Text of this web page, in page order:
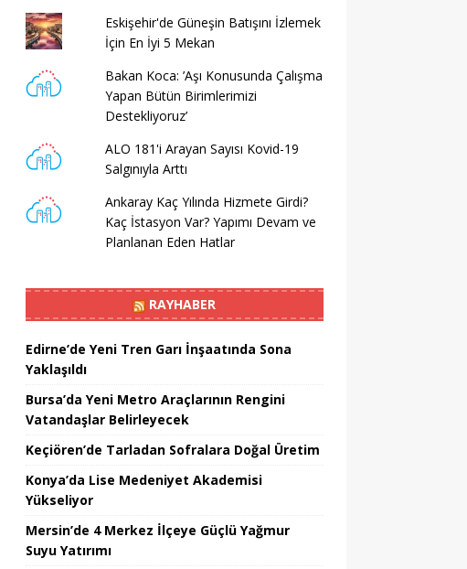
Eskişehir'de Güneşin Batışını İzlemek
İçin En İyi 5 Mekan
Bakan Koca: ’Aşı Konusunda Çalışma
Yapan Bütün Birimlerimizi
Destekliyoruz’
ALO 181'i Arayan Sayısı Kovid-19
Salgınıyla Arttı
Ankaray Kaç Yılında Hizmete Girdi?
Kaç İstasyon Var? Yapımı Devam ve
Planlanan Eden Hatlar
RAYHABER
Edirne’de Yeni Tren Garı İnşaatında Sona
Yaklaşıldı
Bursa’da Yeni Metro Araçlarının Rengini
Vatandaşlar Belirleyecek
Keçiören’de Tarladan Sofralara Doğal Üretim
Konya’da Lise Medeniyet Akademisi
Yükseliyor
Mersin’de 4 Merkez İlçeye Güçlü Yağmur
Suyu Yatırımı